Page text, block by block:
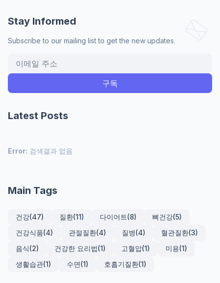
Stay Informed
Subscribe to our mailing list to get the new updates.
Latest Posts
Error: 검색결과 없음
Main Tags
건강(47) 질환(11) 다이어트(8) 뼈건강(5)
건강식품(4) 관절질환(4) 질병(4) 혈관질환(3)
음식(2) 건강한 요리법(1) 고혈압(1) 미용(1)
생활습관(1) 수면(1) 호흡기질환(1)